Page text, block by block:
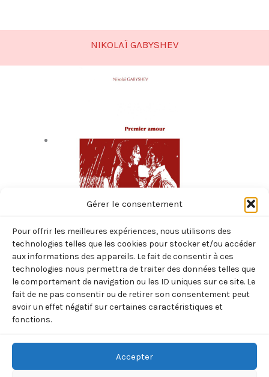
Gérer le consentement
Pour offrir les meilleures expériences, nous utilisons des
technologies telles que les cookies pour stocker et/ou accéder
aux informations des appareils. Le fait de consentir à ces
technologies nous permettra de traiter des données telles que
le comportement de navigation ou les ID uniques sur ce site. Le
fait de ne pas consentir ou de retirer son consentement peut
avoir un effet négatif sur certaines caractéristiques et
fonctions.
Accepter
NIKOLAÏ GABYSHEV
PREMIER AMOUR (GABYSHEV NIKOLAI – MAJ –
VINOKUROV)
6,00€ TTC
77 en stock
u
Ajouter au panier